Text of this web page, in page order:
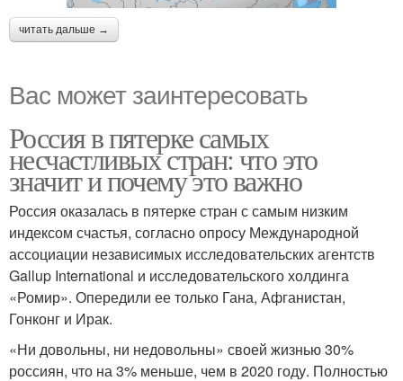
читать дальше →
Вас может заинтересовать
Россия в пятерке самых
несчастливых стран: что это
значит и почему это важно
Россия оказалась в пятерке стран с самым низким
индексом счастья, согласно опросу Международной
ассоциации независимых исследовательских агентств
Gallup International и исследовательского холдинга
«Ромир». Опередили ее только Гана, Афганистан,
Гонконг и Ирак.
«Ни довольны, ни недовольны» своей жизнью 30%
россиян, что на 3% меньше, чем в 2020 году. Полностью